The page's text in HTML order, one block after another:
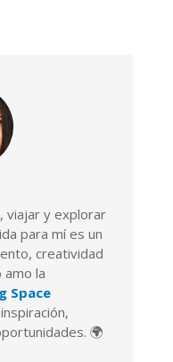
viajar y explorar
para mí es un
creatividad
la
Space
🌍